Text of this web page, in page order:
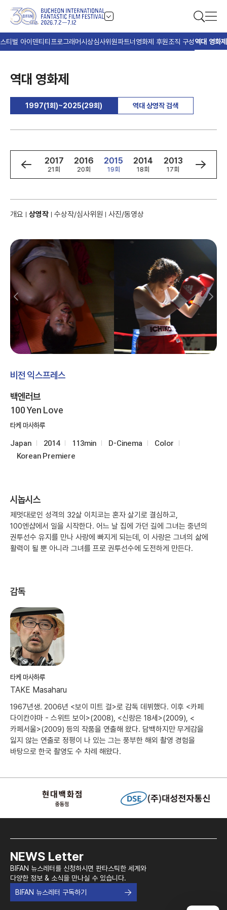
티벌 아이덴티티 프로그래머시상심사위원파트너 영화제 후원조직 구성역대 영화제
역대 영화제
1997(1회)~2025(29회) 역대 상영작 검색
2018
22회
2017
21회
2016
20회
2015
19회
2014
18회
2013
17회
2012
16회
개요 상영작 수상작/심사위원 사진/동영상
비전 익스프레스
백엔러브
100 Yen Love
타케 마사하루
Japan 2014 113min D-Cinema
Color
Korean Premiere
시놉시스
제멋대로인 성격의 32살 이치코는 혼자 살기로 결심하고,
100엔샵에서 일을 시작한다. 어느 날 집에 가던 길에 그녀는 중년의
권투선수 유지를 만나 사랑에 빠지게 되는데, 이 사랑은 그녀의 삶에
활력이 될 뿐 아니라 그녀를 프로 권투선수에 도전하게 만든다.
감독
타케 마사하루
TAKE Masaharu
1967년생. 2006년 <보이 미트 걸>로 감독 데뷔했다. 이후 <카페
다이칸야마 - 스위트 보이>(2008), <신랑은 18세>(2009), <
카페서울>(2009) 등의 작품을 연출해 왔다. 담백하지만 무게감을
잃지 않는 연출로 정평이 나 있는 그는 풍부한 해외 촬영 경험을
바탕으로 한국 촬영도 수 차례 해왔다.
NEWS Letter
BIFAN 뉴스레터를 신청하시면 판타스틱한 세계와
다양한 정보 & 소식을 만나실 수 있습니다.
BIFAN 뉴스레터 구독하기